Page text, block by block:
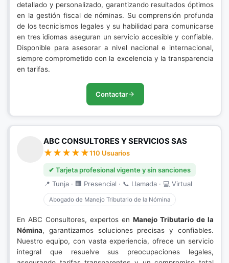
detallado y personalizado, garantizando resultados óptimos
en la gestión fiscal de nóminas. Su comprensión profunda
de los tecnicismos legales y su habilidad para comunicarse
en tres idiomas aseguran un servicio accesible y confiable.
Disponible para asesorar a nivel nacional e internacional,
siempre comprometido con la excelencia y la transparencia
en tarifas.
Contactar
ABC CONSULTORES Y SERVICIOS SAS
110 Usuarios
✔ Tarjeta profesional vigente y sin sanciones
📍 Tunja · 🏢 Presencial · 📞 Llamada · 💻 Virtual
Abogado de Manejo Tributario de la Nómina
En ABC Consultores, expertos en Manejo Tributario de la
Nómina, garantizamos soluciones precisas y confiables.
Nuestro equipo, con vasta experiencia, ofrece un servicio
integral que resuelve sus preocupaciones legales,